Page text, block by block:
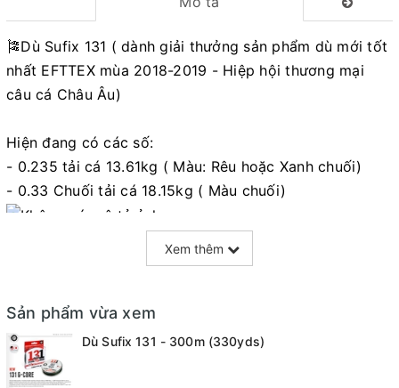
🎏Dù Sufix 131 ( dành giải thưởng sản phẩm dù mới tốt
nhất EFTTEX mùa 2018-2019 - Hiệp hội thương mại
câu cá Châu Âu)
Hiện đang có các số:
- 0.235 tải cá 13.61kg ( Màu: Rêu hoặc Xanh chuối)
- 0.33 Chuối tải cá 18.15kg ( Màu chuối)
Mọi thắc mắc liên hệ SĐT
CAM KẾT CỦA CỬA HÀNG CHÚNG TÔI
Đồ câu chính hãng, đúng thông tin mô tả và sản phẩm
Xem thêm
Sản phẩm vừa xem
Dù Sufix 131 - 300m (330yds)